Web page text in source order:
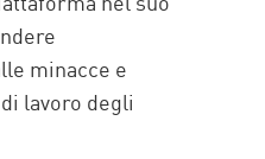
minacce e
lavoro degli